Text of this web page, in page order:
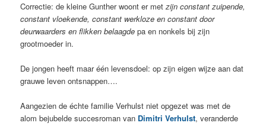
Correctie: de kleine Gunther woont er metzijn constant zuipende,
constant vloekende, constant werkloze en constant door
deurwaarders en flikken belaagde pa en nonkels bij zijn
grootmoeder in.
De jongen heeft maar één levensdoel: op zijn eigen wijze aan dat
grauwe leven ontsnappen….
Aangezien de échte familie Verhulst niet opgezet was met de
alom bejubelde succesroman van Dimitri Verhulst, veranderde